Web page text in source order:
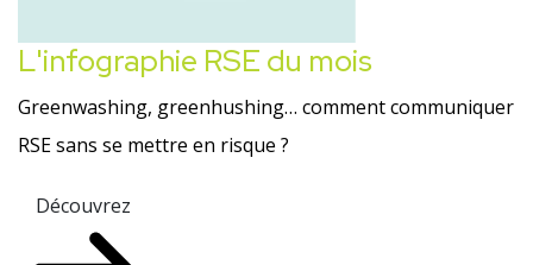
L'infographie RSE du mois
Greenwashing, greenhushing… comment communiquer
RSE sans se mettre en risque ?
Découvrez